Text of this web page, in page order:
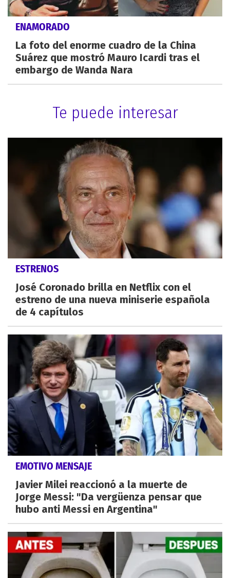
ENAMORADO
La foto del enorme cuadro de la China
Suárez que mostró Mauro Icardi tras el
embargo de Wanda Nara
Te puede interesar
ESTRENOS
José Coronado brilla en Netflix con el
estreno de una nueva miniserie española
de 4 capítulos
EMOTIVO MENSAJE
Javier Milei reaccionó a la muerte de
Jorge Messi: "Da vergüenza pensar que
hubo anti Messi en Argentina"